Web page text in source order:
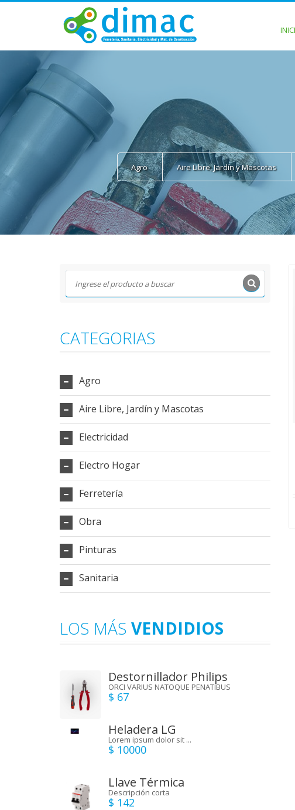
Agro Aire Libre, Jardín y Mascotas
CATEGORIAS
Agro
Aire Libre, Jardín y Mascotas
Electricidad
Electro Hogar
Ferretería
Obra
Pinturas
Sanitaria
LOS MÁS VENDIDIOS
Destornillador Philips
ORCI VARIUS NATOQUE PENATIBUS
$ 67
Heladera LG
Lorem ipsum dolor sit ...
$ 10000
Llave Térmica
Descripción corta
$ 142